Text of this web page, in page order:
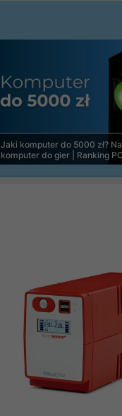
Jaki komputer do 5000 zł?
komputer do gier | Ranking